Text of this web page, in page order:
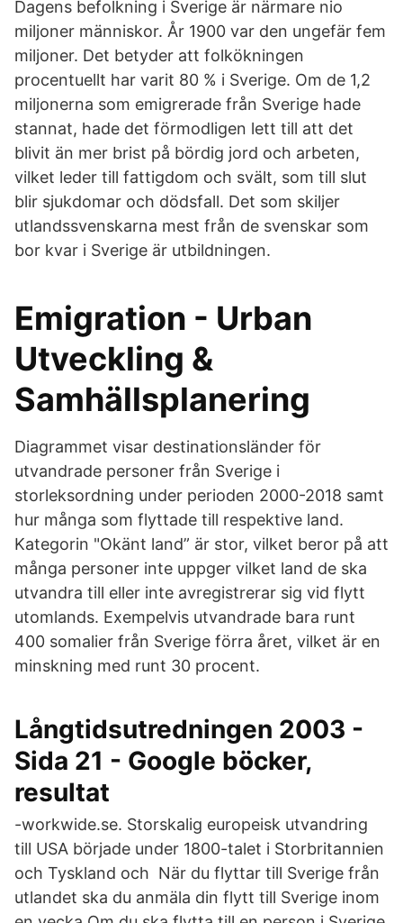
Dagens befolkning i Sverige är närmare nio
miljoner människor. År 1900 var den ungefär fem
miljoner. Det betyder att folkökningen
procentuellt har varit 80 % i Sverige. Om de 1,2
miljonerna som emigrerade från Sverige hade
stannat, hade det förmodligen lett till att det
blivit än mer brist på bördig jord och arbeten,
vilket leder till fattigdom och svält, som till slut
blir sjukdomar och dödsfall. Det som skiljer
utlandssvenskarna mest från de svenskar som
bor kvar i Sverige är utbildningen.
Emigration - Urban
Utveckling &
Samhällsplanering
Diagrammet visar destinationsländer för
utvandrade personer från Sverige i
storleksordning under perioden 2000-2018 samt
hur många som flyttade till respektive land.
Kategorin "Okänt land” är stor, vilket beror på att
många personer inte uppger vilket land de ska
utvandra till eller inte avregistrerar sig vid flytt
utomlands. Exempelvis utvandrade bara runt
400 somalier från Sverige förra året, vilket är en
minskning med runt 30 procent.
Långtidsutredningen 2003 -
Sida 21 - Google böcker,
resultat
-workwide.se. Storskalig europeisk utvandring
till USA började under 1800-talet i Storbritannien
och Tyskland och När du flyttar till Sverige från
utlandet ska du anmäla din flytt till Sverige inom